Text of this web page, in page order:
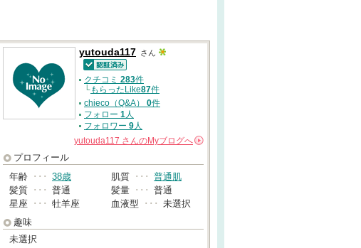
yutouda117 さん
認証済
クチコミ 283件
└もらったLike87件
chieco（Q&A） 0件
フォロー 1人
フォロワー 9人
yutouda117 さんのMyブログへ
プロフィール
年齢 ･･･ 38歳 肌質 ･･･ 普通肌
髪質 ･･･ 普通 髪量 ･･･ 普通
星座 ･･･ 牡羊座 血液型 ･･･ 未選択
趣味
未選択